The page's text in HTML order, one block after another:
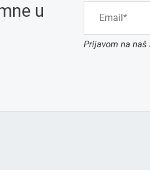
u
Prijavom na